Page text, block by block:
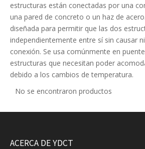
estructuras están conectadas por una
una pared de concreto o un haz de
diseñada para permitir que las dos
independientemente entre sí sin causar
conexión. Se usa comúnmente en
estructuras que necesitan poder
debido a los cambios de temperatura.
No se encontraron productos
ACERCA DE YDCT